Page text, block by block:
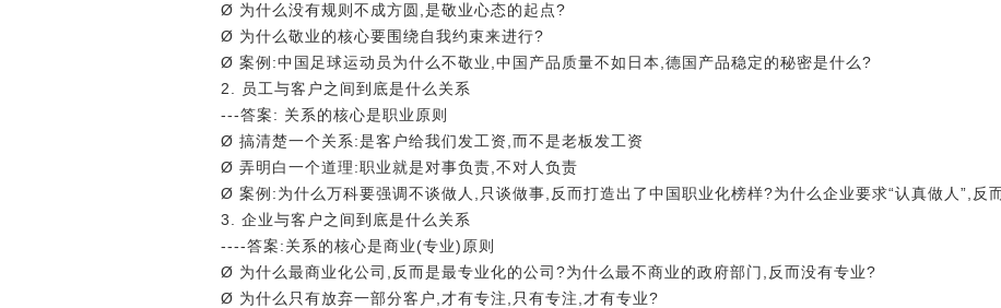
Ø 为什么没有规则不成方圆,是敬业心态的起点?
Ø 为什么敬业的核心要围绕自我约束来进行?
Ø 案例:中国足球运动员为什么不敬业,中国产品质量不如日本,德国产品稳定的秘密是什么?
2. 员工与客户之间到底是什么关系
---答案: 关系的核心是职业原则
Ø 搞清楚一个关系:是客户给我们发工资,而不是老板发工资
Ø 弄明白一个道理:职业就是对事负责,不对人负责
Ø 案例:为什么万科要强调不谈做人,只谈做事,反而打造出了中国职业化榜样?为什么企业要求“认真做人”,反
3. 企业与客户之间到底是什么关系
----答案:关系的核心是商业(专业)原则
Ø 为什么最商业化公司,反而是最专业化的公司?为什么最不商业的政府部门,反而没有专业?
Ø 为什么只有放弃一部分客户,才有专注,只有专注,才有专业?